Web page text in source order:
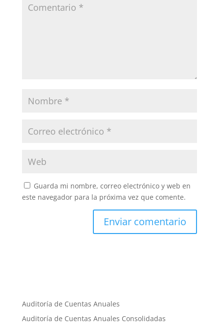
Guarda mi nombre, correo electrónico y web en
este navegador para la próxima vez que comente.
Auditoría de Cuentas Anuales
Auditoría de Cuentas Anuales Consolidadas